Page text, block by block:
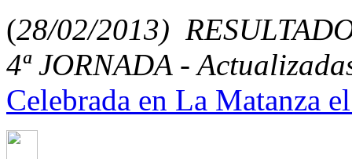
(28/02/2013)
4ª JORNADA -
Celebrada en La Matanza